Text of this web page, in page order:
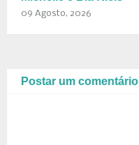
09 Agosto, 2026
Postar um comentário